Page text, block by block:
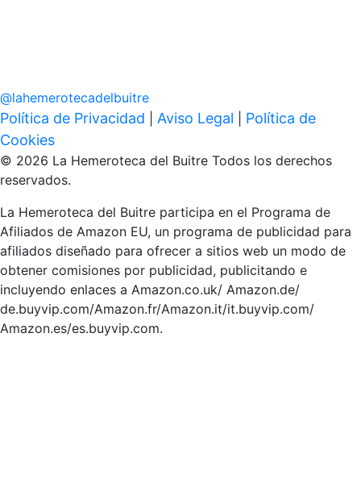
@lahemerotecadelbuitre
Política de Privacidad Aviso Legal
Política de
Cookies
© 2026 La Hemeroteca del Buitre Todos los derechos
reservados.
La Hemeroteca del Buitre participa en el Programa de
Afiliados de Amazon EU, un programa de publicidad para
afiliados diseñado para ofrecer a sitios web un modo de
obtener comisiones por publicidad, publicitando e
incluyendo enlaces a Amazon.co.uk/ Amazon.de/
de.buyvip.com/Amazon.fr/Amazon.it/it.buyvip.com/
Amazon.es/es.buyvip.com.